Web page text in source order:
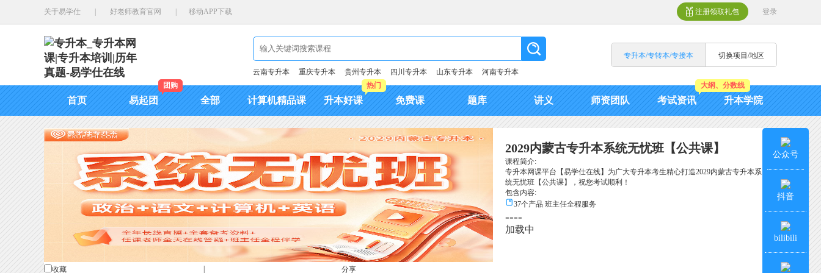
关于易学仕 好老师教育官网 移动APP下载 注册领取礼包 登录
云南专升本 重庆专升本 贵州专升本 四川专升本 山东专升本 河南专升本
专升本/专转本/专接本 切换项目/地区
首页 易起团
团购
全部 计算机精品课 升本好课
热门
免费课 题库 讲义 师资团队 考试资讯
大纲、分数线
升本学院
收藏 分享
2029内蒙古专升本系统无忧班【公共课】
课程简介:
专升本网课平台【易学仕在线】为广大专升本考生精心打造2029内蒙古专升本系
统无忧班【公共课】，祝您考试顺利！
包含内容:
37个产品 班主任全程服务
----
加载中
公众号
抖音
bilibili